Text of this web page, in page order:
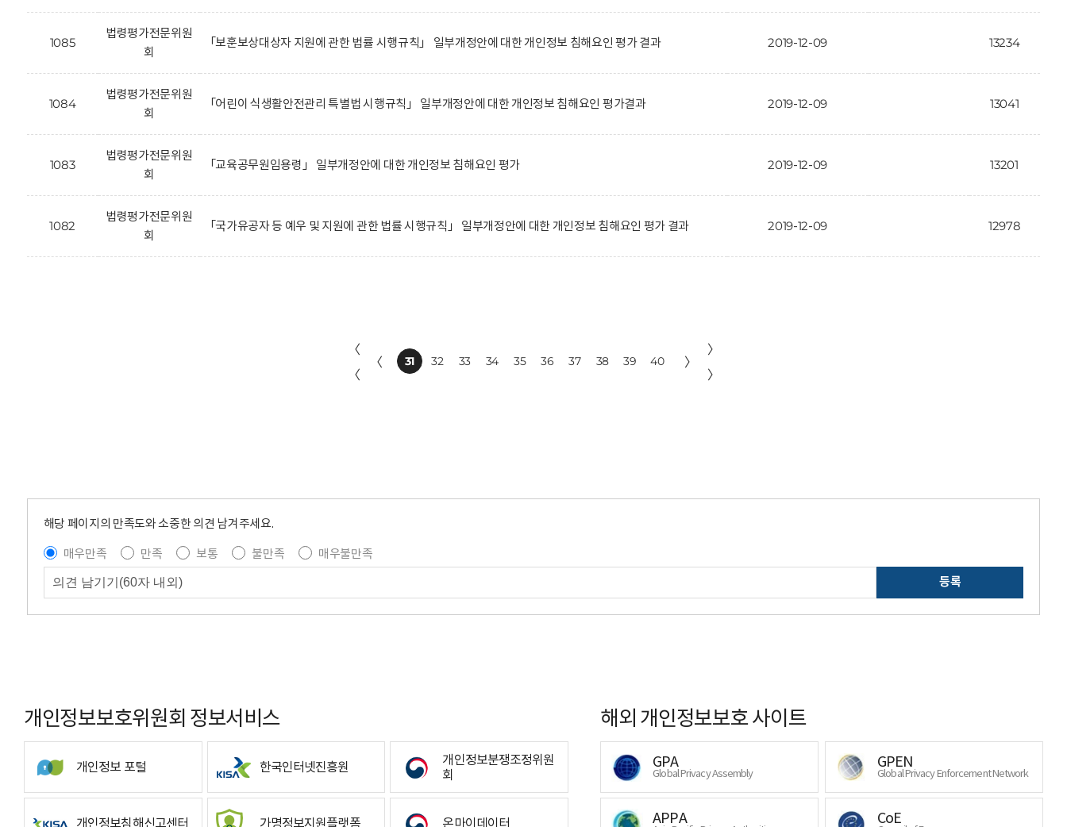
1085
법령평가전문위원
회
「보훈보상대상자 지원에 관한 법률 시행규칙」 일부개정안에 대한 개인정보 침해요인 평가 결과 2019-12-09 13234
1084
법령평가전문위원
회
「어린이 식생활안전관리 특별법 시행규칙」 일부개정안에 대한 개인정보 침해요인 평가결과 2019-12-09 13041
1083
법령평가전문위원
회
「교육공무원임용령」 일부개정안에 대한 개인정보 침해요인 평가 2019-12-09 13201
1082
법령평가전문위원
회
「국가유공자 등 예우 및 지원에 관한 법률 시행규칙」 일부개정안에 대한 개인정보 침해요인 평가 결과 2019-12-09 12978
〈
〈
〈 31 32 33 34 35 36 37 38 39 40 〉
〉
〉
해당 페이지의 만족도와 소중한 의견 남겨주세요.
매우만족
만족 보통 불만족
매우불만족
등록
개인정보보호위원회 정보서비스
개인정보 포털 한국인터넷진흥원
개인정보분쟁조정위원
회
개인정보침해신고센터 가명정보지원플랫폼 온마이데이터
해외 개인정보보호 사이트
GPA
Global Privacy Assembly
GPEN
Global Privacy Enforcement Network
APPA CoE